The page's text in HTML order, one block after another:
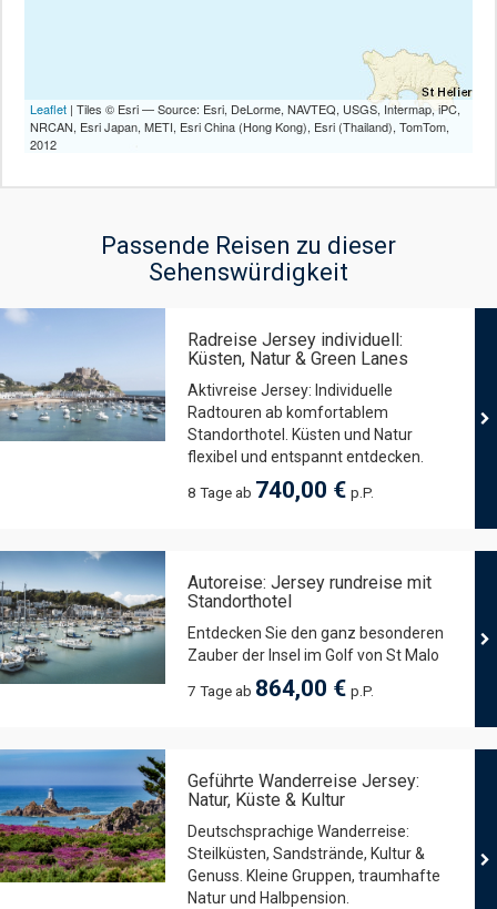
Leaflet | Tiles © Esri — Source: Esri, DeLorme, NAVTEQ, USGS, Intermap, iPC,
NRCAN, Esri Japan, METI, Esri China (Hong Kong), Esri (Thailand), TomTom,
2012
Passende Reisen zu dieser
Sehenswürdigkeit
Radreise Jersey individuell:
Küsten, Natur & Green Lanes
Aktivreise Jersey: Individuelle
Radtouren ab komfortablem
Standorthotel. Küsten und Natur
flexibel und entspannt entdecken.
8 Tage ab 740,00 € p.P.
Autoreise: Jersey rundreise mit
Standorthotel
Entdecken Sie den ganz besonderen
Zauber der Insel im Golf von St Malo
7 Tage ab 864,00 € p.P.
Geführte Wanderreise Jersey:
Natur, Küste & Kultur
Deutschsprachige Wanderreise:
Steilküsten, Sandstrände, Kultur &
Genuss. Kleine Gruppen, traumhafte
Natur und Halbpension.